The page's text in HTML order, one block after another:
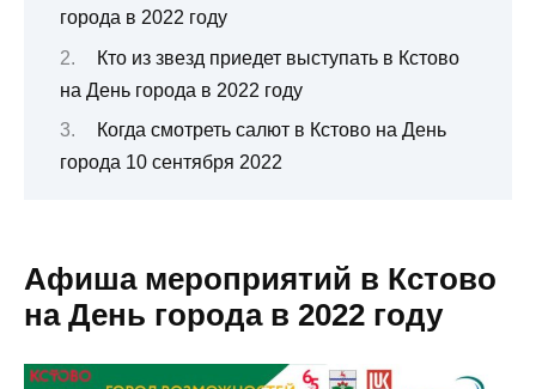
города в 2022 году
Кто из звезд приедет выступать в Кстово
на День города в 2022 году
Когда смотреть салют в Кстово на День
города 10 сентября 2022
Афиша мероприятий в Кстово
на День города в 2022 году